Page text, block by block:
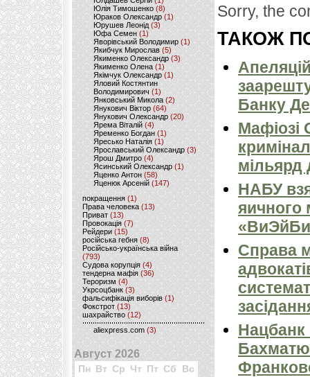
Юлія Тимошенко (8)
Юраков Олександр (1)
Юрушев Леонід (3)
Юфа Семен (1)
Яворівський Володимир (1)
Якибчук Мирослав (5)
Якименко Олександр (3)
Якименко Олена(1)
Якімчук Олександр (1)
Яловий Костянтин
Володимирович (1)
Янковський Микола(2)
Янукович Віктор (64)
Янукович Олександр(20)
Ярема Віталій(4)
Яременко Богдан(1)
Яресько Наталія(1)
Ярославський Олександр (3)
Ярош Дмитро (4)
Ясинський Олександр (1)
Яценко Антон(58)
Яценюк Арсеній (147)
покращення (1)
Права человека(13)
Приват (13)
Провокація (7)
Рейдери (15)
російська гебня (8)
Російсько-українська війна
(793)
Судова корупція (4)
тендерна мафія (36)
Тероризм (4)
Укрсоцбанк (3)
фальсифікація виборів (1)
Фокстрот(13)
шахрайство (12)
aliexpress.com (3)
Август 2026
Пн Вт Ср Чт Пт Сб Вс
Sorry, the
ТАКОЖ
Банку
мільярд
НАБУ
Справа